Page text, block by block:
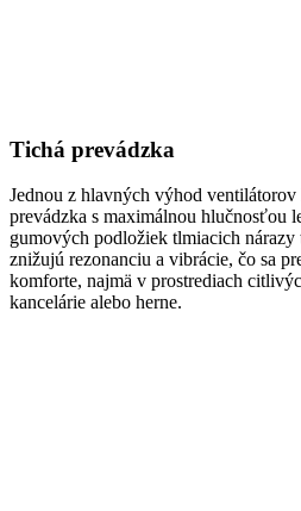
Tichá prevádzka
Jednou z hlavných výhod
prevádzka s maximálnou hlučnosťou
gumových podložiek tlmiacich
znižujú rezonanciu a vibrácie, čo sa
komforte, najmä v prostrediach
kancelárie alebo herne.